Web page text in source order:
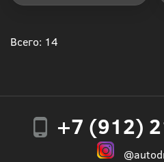
Всего: 14
+7 (912)